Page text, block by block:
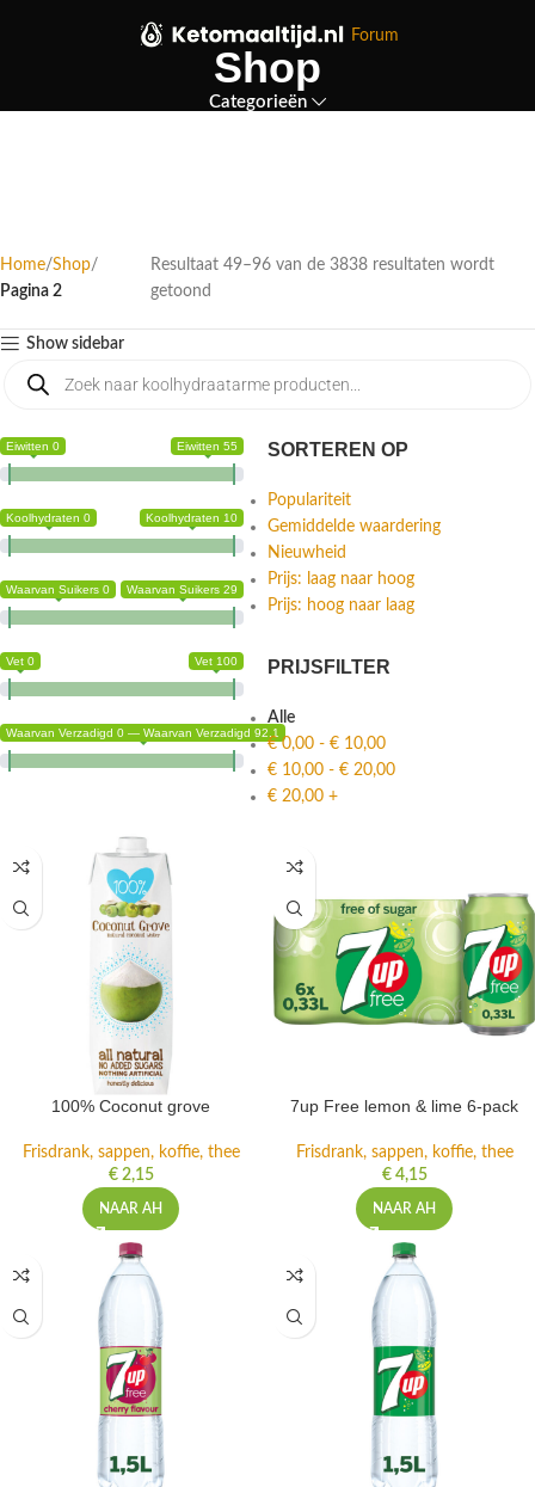
Forum
Shop
Categorieën
Home Shop
Pagina 2
Resultaat 49–96 van de 3838 resultaten wordt
getoond
Show sidebar
Eiwitten 0 Eiwitten 55
Koolhydraten 0 Koolhydraten 10
Waarvan Suikers 0 Waarvan Suikers 29
Vet 0 Vet 100
Waarvan Verzadigd 0 — Waarvan Verzadigd 92.1
SORTEREN OP
Populariteit
Gemiddelde waardering
Nieuwheid
Prijs: laag naar hoog
Prijs: hoog naar laag
PRIJSFILTER
Alle
€0,00 - € 10,00
€ 10,00 - € 20,00
€ 20,00 +
100% Coconut grove
Frisdrank, sappen, koffie, thee
€2,15
NAAR AH
7up Free lemon & lime 6-pack
Frisdrank, sappen, koffie, thee
€4,15
NAAR AH